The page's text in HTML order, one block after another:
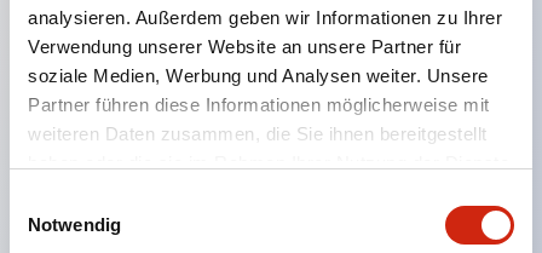
analysieren. Außerdem geben wir Informationen zu Ihrer
Verwendung unserer Website an unsere Partner für
soziale Medien, Werbung und Analysen weiter. Unsere
Partner führen diese Informationen möglicherweise mit
weiteren Daten zusammen, die Sie ihnen bereitgestellt
Notwendig
Kontaktwiderstand können an den EB3C
angeschlossen werden
8- und 16-Kreis-Typen sind in gängigen
Verdrahtungsarten erhältlich
(100 bis 240V AC)